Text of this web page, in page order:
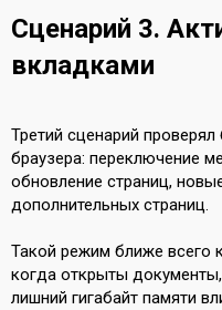
Сценарий 3.
вкладками
Третий сценарий
браузера: переключение
обновление страниц,
дополнительных страниц.
Такой режим ближе всего
когда открыты
лишний гигабайт памяти